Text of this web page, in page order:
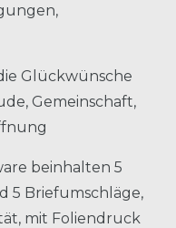
Glückwünsche
Gemeinschaft,
beinhalten 5
5 Briefumschläge,
mit Foliendruck